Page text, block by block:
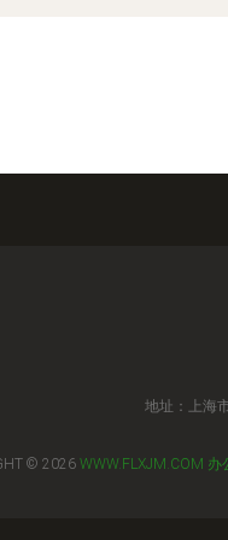
地址：上海
© 2026 WWW.FLXJM.COM 办